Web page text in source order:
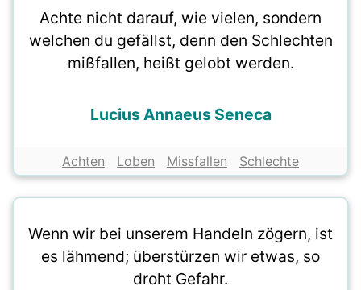
Achte nicht darauf, wie vielen, sondern
welchen du gefällst, denn den Schlechten
mißfallen, heißt gelobt werden.
Lucius Annaeus Seneca
Achten Loben Missfallen Schlechte
Wenn wir bei unserem Handeln zögern, ist
es lähmend; überstürzen wir etwas, so
droht Gefahr.